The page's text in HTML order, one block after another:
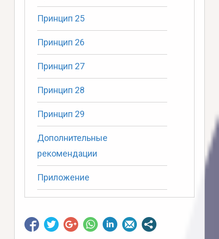
Принцип 25
Принцип 26
Принцип 27
Принцип 28
Принцип 29
Дополнительные
рекомендации
Приложение